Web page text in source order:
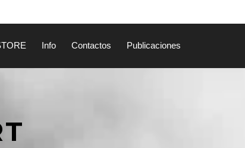
Info Contactos Publicaciones